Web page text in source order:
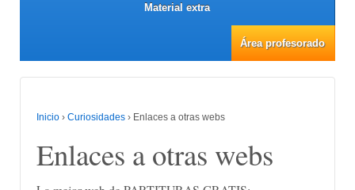
Material extra
Área profesorado
Inicio › Curiosidades › Enlaces a otras webs
Enlaces a otras webs